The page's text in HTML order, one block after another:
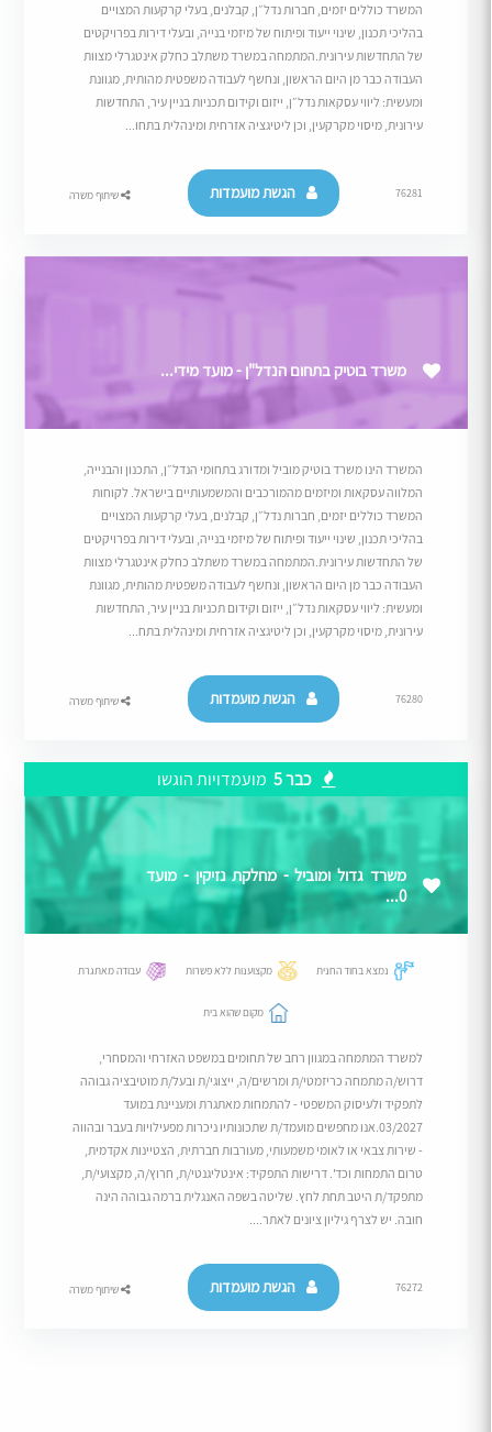
המשרד כוללים יזמים, חברות נדל״ן, קבלנים, בעלי קרקעות המצויים
בהליכי תכנון, שינוי ייעוד ופיתוח של מיזמי בנייה, ובעלי דירות בפרויקטים
של התחדשות עירונית.המתמחה במשרד משתלב כחלק אינטגרלי מצוות
העבודה כבר מן היום הראשון, ונחשף לעבודה משפטית מהותית, מגוונת
ומעשית: ליווי עסקאות נדל״ן, ייזום וקידום תכניות בניין עיר, התחדשות
עירונית, מיסוי מקרקעין, וכן ליטיגציה אזרחית ומינהלית בתחו...
76281 הגשת מועמדות שיתוף משרה
משרד בוטיק בתחום הנדל"ן - מועד מידי...
המשרד הינו משרד בוטיק מוביל ומדורג בתחומי הנדל״ן, התכנון והבנייה,
המלווה עסקאות ומיזמים מהמורכבים והמשמעותיים בישראל. לקוחות
המשרד כוללים יזמים, חברות נדל״ן, קבלנים, בעלי קרקעות המצויים
בהליכי תכנון, שינוי ייעוד ופיתוח של מיזמי בנייה, ובעלי דירות בפרויקטים
של התחדשות עירונית.המתמחה במשרד משתלב כחלק אינטגרלי מצוות
העבודה כבר מן היום הראשון, ונחשף לעבודה משפטית מהותית, מגוונת
ומעשית: ליווי עסקאות נדל״ן, ייזום וקידום תכניות בניין עיר, התחדשות
עירונית, מיסוי מקרקעין, וכן ליטיגציה אזרחית ומינהלית בתח...
76280 הגשת מועמדות שיתוף משרה
כבר 5 מועמדויות הוגשו
משרד גדול ומוביל - מחלקת נזיקין - מועד
0...
נמצא בחוד החנית מקצוענות ללא פשרות עבודה מאתגרת
מקום שהוא בית
למשרד המתמחה במגוון רחב של תחומים במשפט האזרחי והמסחרי,
דרוש/ה מתמחה כריזמטי/ת ומרשים/ה, ייצוגי/ת ובעל/ת מוטיבציה גבוהה
לתפקיד ולעיסוק המשפטי - להתמחות מאתגרת ומעניינת במועד
03/2027.אנו מחפשים מועמד/ת שתכונותיו ניכרות מפעילויות בעבר ובהווה
- שירות צבאי או לאומי משמעותי, מעורבות חברתית, הצטיינות אקדמית,
טרום התמחות וכד'. דרישות התפקיד: אינטליגנטי/ת, חרוץ/ה, מקצועי/ת,
מתפקד/ת היטב תחת לחץ. שליטה בשפה האנגלית ברמה גבוהה הינה
חובה. יש לצרף גיליון ציונים לאתר....
76272 הגשת מועמדות שיתוף משרה